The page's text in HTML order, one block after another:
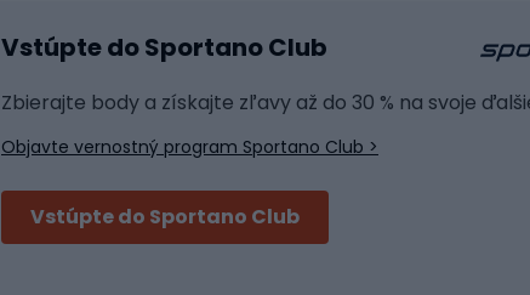
Raketové športy
Badminton
Stolný tenis
Tenis
Vstúpte do Sportano Club
Zbierajte body a získajte zľavy až do 30 % na svoje
Objavte vernostný program Sportano Club >
Vstúpte do Sportano Club